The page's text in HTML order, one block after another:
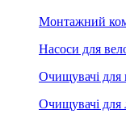
Монтажний
Насоси для
Очищувачі для
Очищувачі для